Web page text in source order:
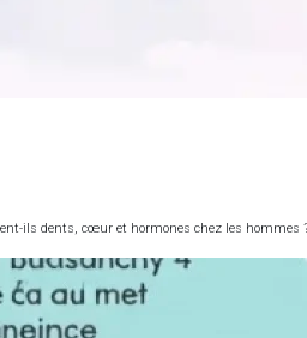
ils dents, cœur et hormones chez les hommes